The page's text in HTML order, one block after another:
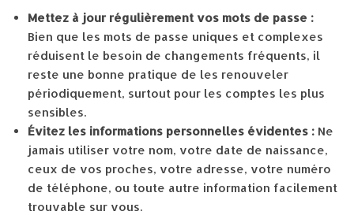
Mettez à jour régulièrement vos mots de passe :
Bien que les mots de passe uniques et complexes
réduisent le besoin de changements fréquents, il
reste une bonne pratique de les renouveler
périodiquement, surtout pour les comptes les plus
sensibles.
Évitez les informations personnelles évidentes : Ne
jamais utiliser votre nom, votre date de naissance,
ceux de vos proches, votre adresse, votre numéro
de téléphone, ou toute autre information facilement
trouvable sur vous.